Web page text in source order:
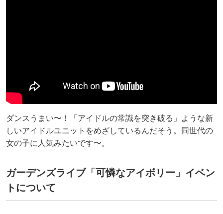
ダンスうまい〜！「アイドルの常識を突き破る」ような新
しいアイドルユニットをめざしているんだそう。同世代の
女の子に人気みたいです〜。
ガーデンズライブ「可憐なアイボリー」イベン
トについて